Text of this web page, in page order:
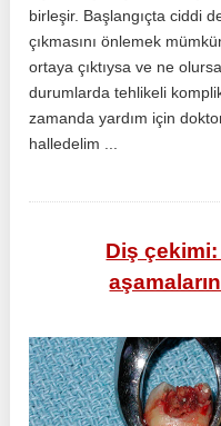
birleşir. Başlangıçta ciddi
çıkmasını önlemek
ortaya çıktıysa ve ne
durumlarda tehlikeli
zamanda yardım için
halledelim ...
Diş